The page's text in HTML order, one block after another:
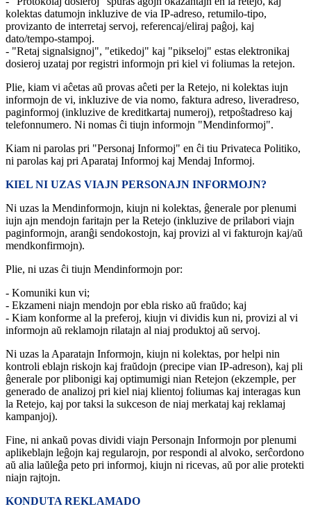
kolektas datumojn inkluzive de via IP-adreso, retumilo-tipo,
provizanto de interretaj servoj, referencaj/eliraj paĝoj, kaj
dato/tempo-stampoj.
- "Retaj signalsignoj", "etikedoj" kaj "pikseloj" estas elektronikaj
dosieroj uzataj por registri informojn pri kiel vi foliumas la retejon.
Plie, kiam vi aĉetas aŭ provas aĉeti per la Retejo, ni kolektas iujn
informojn de vi, inkluzive de via nomo, faktura adreso, liveradreso,
paginformoj (inkluzive de kreditkartaj numeroj), retpoŝtadreso kaj
telefonnumero. Ni nomas ĉi tiujn informojn "Mendinformoj".
Kiam ni parolas pri "Personaj Informoj" en ĉi tiu Privateca Politiko,
ni parolas kaj pri Aparataj Informoj kaj Mendaj Informoj.
KIEL NI UZAS VIAJN PERSONAJN INFORMOJN?
Ni uzas la Mendinformojn, kiujn ni kolektas, ĝenerale por plenumi
iujn ajn mendojn faritajn per la Retejo (inkluzive de prilabori viajn
paginformojn, aranĝi sendokostojn, kaj provizi al vi fakturojn kaj/aŭ
mendkonfirmojn).
Plie, ni uzas ĉi tiujn Mendinformojn por:
- Komuniki kun vi;
- Ekzameni niajn mendojn por ebla risko aŭ fraŭdo; kaj
- Kiam konforme al la preferoj, kiujn vi dividis kun ni, provizi al vi
informojn aŭ reklamojn rilatajn al niaj produktoj aŭ servoj.
Ni uzas la Aparatajn Informojn, kiujn ni kolektas, por helpi nin
kontroli eblajn riskojn kaj fraŭdojn (precipe vian IP-adreson), kaj pli
ĝenerale por plibonigi kaj optimumigi nian Retejon (ekzemple, per
generado de analizoj pri kiel niaj klientoj foliumas kaj interagas kun
la Retejo, kaj por taksi la sukceson de niaj merkataj kaj reklamaj
kampanjoj).
Fine, ni ankaŭ povas dividi viajn Personajn Informojn por plenumi
aplikeblajn leĝojn kaj regularojn, por respondi al alvoko, serĉordono
aŭ alia laŭleĝa peto pri informoj, kiujn ni ricevas, aŭ por alie protekti
niajn rajtojn.
KONDUTA REKLAMADO